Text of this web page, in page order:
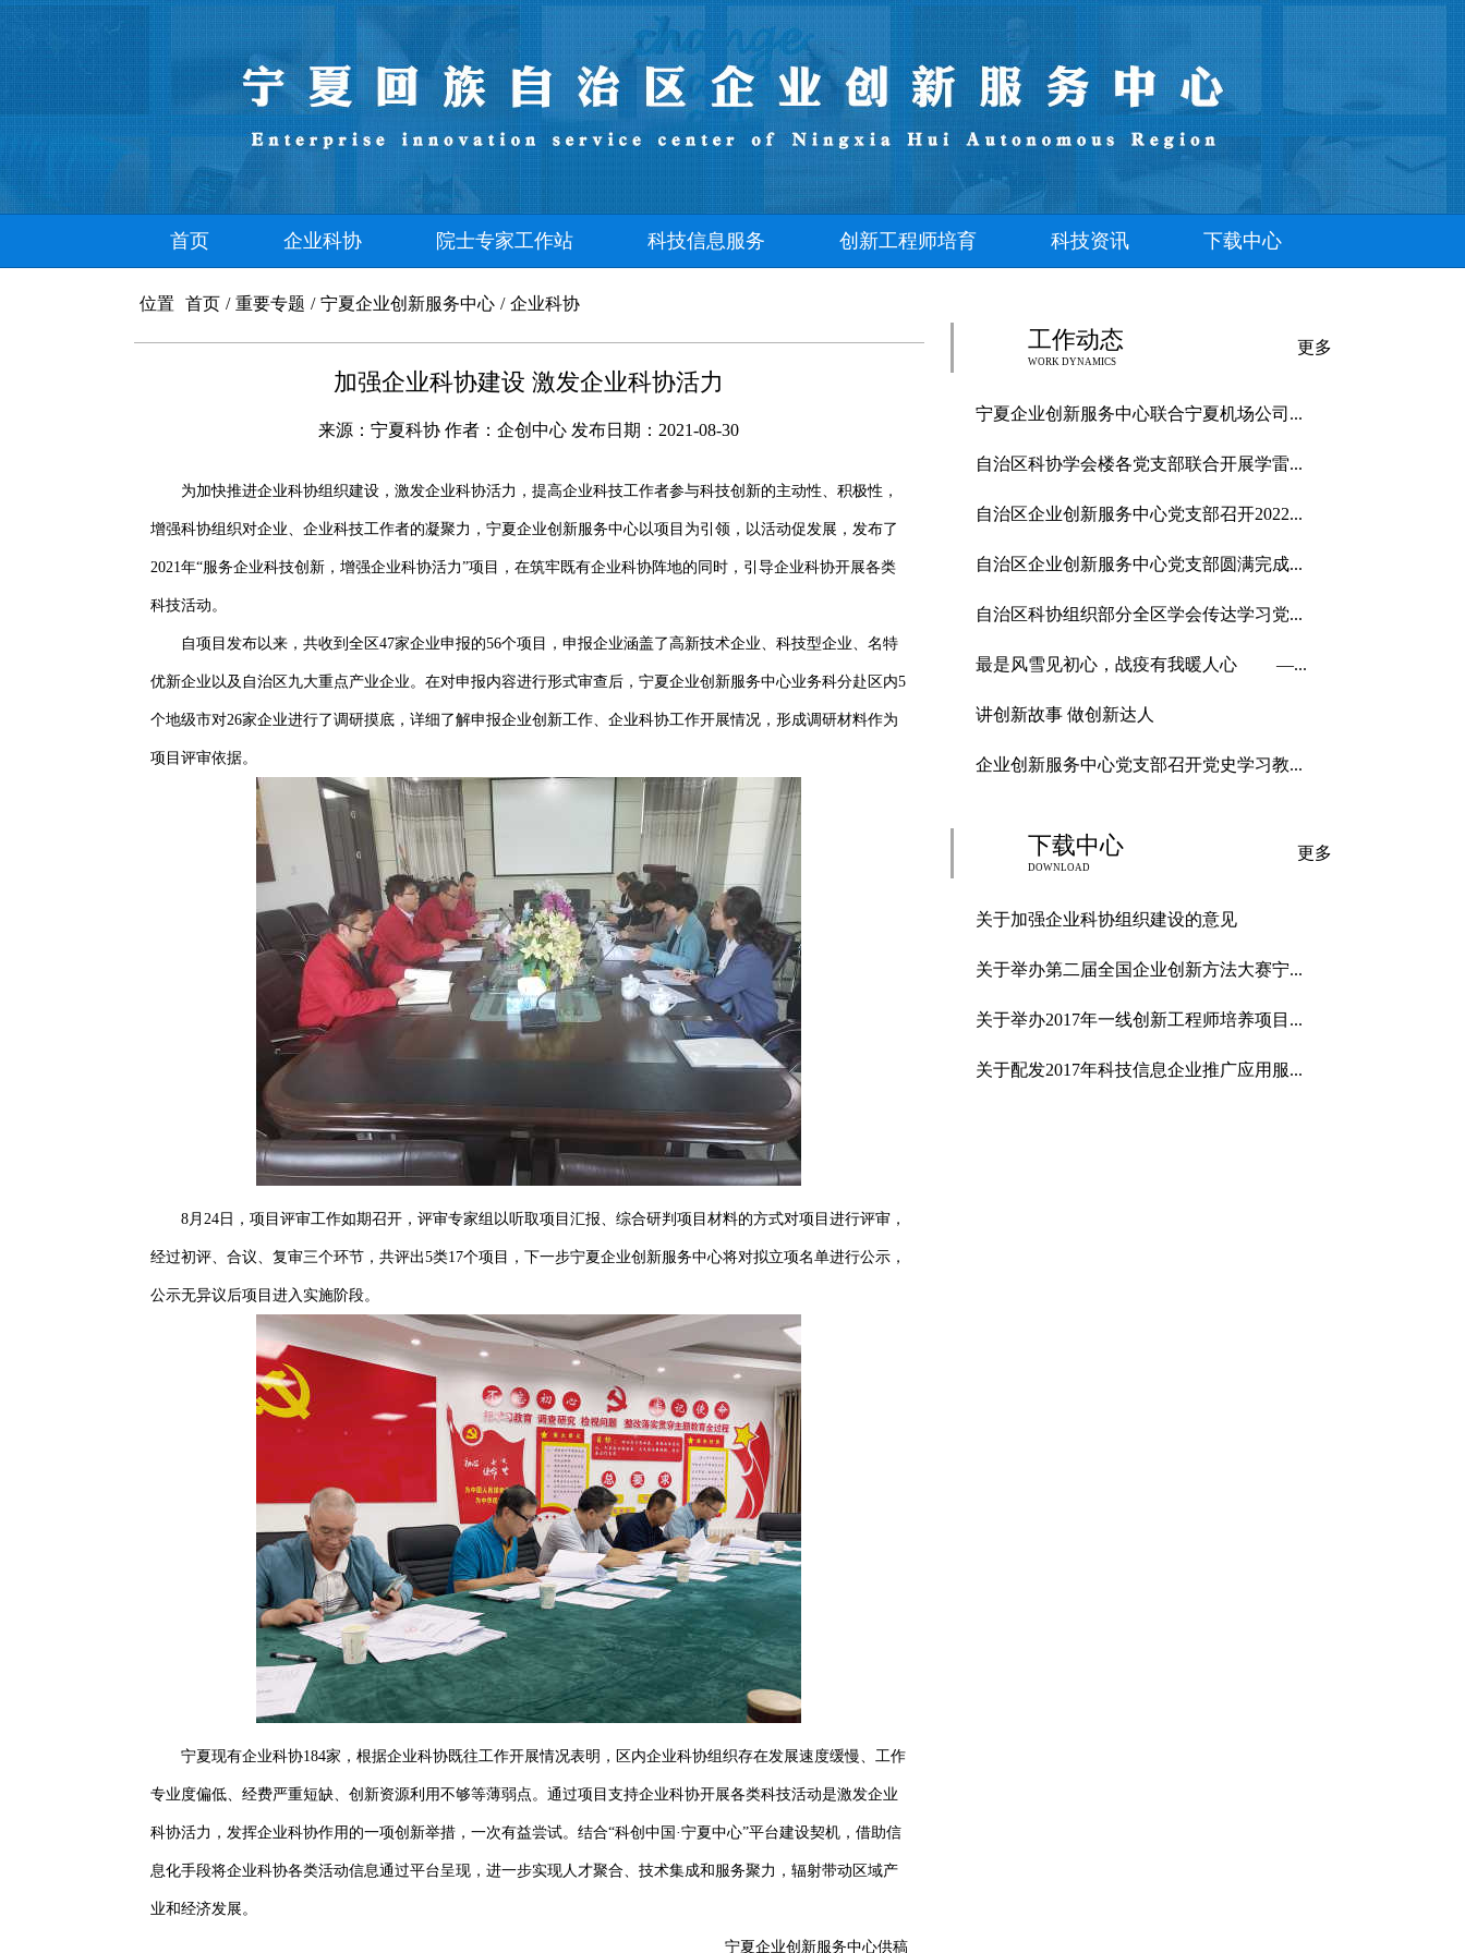
首页 企业科协 院士专家工作站 科技信息服务 创新工程师培育 科技资讯 下载中心
位置 首页 / 重要专题 / 宁夏企业创新服务中心 / 企业科协
加强企业科协建设 激发企业科协活力
来源： 宁夏科协 作者： 企创中心 发布日期： 2021-08-30
为加快推进企业科协组织建设，激发企业科协活力，提高企业科技工作者参与科技创新的主动性、积极性，
增强科协组织对企业、企业科技工作者的凝聚力，宁夏企业创新服务中心以项目为引领，以活动促发展，发布了
2021年“服务企业科技创新，增强企业科协活力”项目，在筑牢既有企业科协阵地的同时，引导企业科协开展各类
科技活动。
自项目发布以来，共收到全区47家企业申报的56个项目，申报企业涵盖了高新技术企业、科技型企业、名特
优新企业以及自治区九大重点产业企业。在对申报内容进行形式审查后，宁夏企业创新服务中心业务科分赴区内5
个地级市对26家企业进行了调研摸底，详细了解申报企业创新工作、企业科协工作开展情况，形成调研材料作为
项目评审依据。
8月24日，项目评审工作如期召开，评审专家组以听取项目汇报、综合研判项目材料的方式对项目进行评审，
经过初评、合议、复审三个环节，共评出5类17个项目，下一步宁夏企业创新服务中心将对拟立项名单进行公示，
公示无异议后项目进入实施阶段。
宁夏现有企业科协184家，根据企业科协既往工作开展情况表明，区内企业科协组织存在发展速度缓慢、工作
专业度偏低、经费严重短缺、创新资源利用不够等薄弱点。通过项目支持企业科协开展各类科技活动是激发企业
科协活力，发挥企业科协作用的一项创新举措，一次有益尝试。结合“科创中国·宁夏中心”平台建设契机，借助信
息化手段将企业科协各类活动信息通过平台呈现，进一步实现人才聚合、技术集成和服务聚力，辐射带动区域产
业和经济发展。
宁夏企业创新服务中心供稿
工作动态
WORK DYNAMICS
更多
宁夏企业创新服务中心联合宁夏机场公司...
自治区科协学会楼各党支部联合开展学雷...
自治区企业创新服务中心党支部召开2022...
自治区企业创新服务中心党支部圆满完成...
自治区科协组织部分全区学会传达学习党...
最是风雪见初心，战疫有我暖人心 —...
讲创新故事 做创新达人
企业创新服务中心党支部召开党史学习教...
下载中心
DOWNLOAD
更多
关于加强企业科协组织建设的意见
关于举办第二届全国企业创新方法大赛宁...
关于举办2017年一线创新工程师培养项目...
关于配发2017年科技信息企业推广应用服...